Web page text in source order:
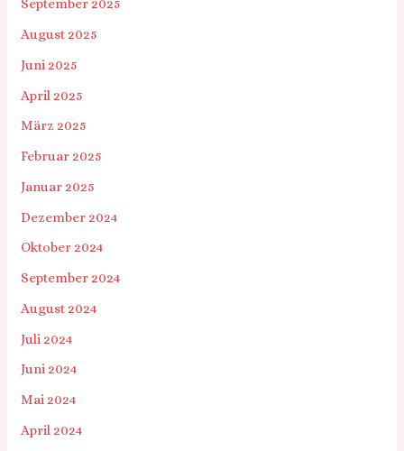
September 2025
August 2025
Juni 2025
April 2025
März 2025
Februar 2025
Januar 2025
Dezember 2024
Oktober 2024
September 2024
August 2024
Juli 2024
Juni 2024
Mai 2024
April 2024